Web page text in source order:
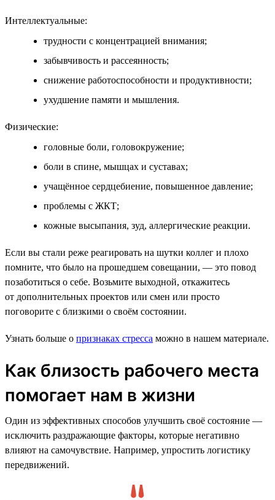
Интеллектуальные:
трудности с концентрацией внимания;
забывчивость и рассеянность;
снижение работоспособности и продуктивности;
ухудшение памяти и мышления.
Физические:
головные боли, головокружение;
боли в спине, мышцах и суставах;
учащённое сердцебиение, повышенное давление;
проблемы с ЖКТ;
кожные высыпания, зуд, аллергические реакции.
Если вы стали реже реагировать на шутки коллег и плохо
помните, что было на прошедшем совещании, — это повод
позаботиться о себе. Возьмите выходной, откажитесь
от дополнительных проектов или смен или просто
поговорите с близкими о своём состоянии.
Узнать больше о признаках стресса можно в нашем материале.
Как близость рабочего места
помогает нам в жизни
Один из эффективных способов улучшить своё состояние —
исключить раздражающие факторы, которые негативно
влияют на самочувствие. Например, упростить логистику
передвижений.